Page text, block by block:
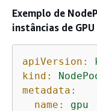
Exemplo de
instâncias de GPU
apiVersion:
kind:
metadata:
name:
gpu